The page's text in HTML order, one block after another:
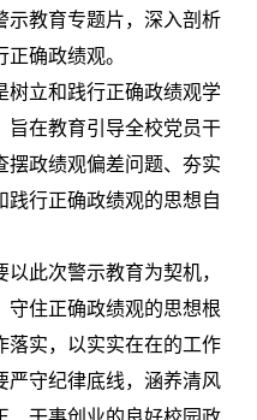
示教育专题片，深入剖析
确政绩观。
树立和践行正确政绩观学
旨在教育引导全校党员干
摆政绩观偏差问题、夯实
践行正确政绩观的思想自
此次警示教育为契机，
守住正确政绩观的思想根
落实，以实实在在的工作
严守纪律底线，涵养清风